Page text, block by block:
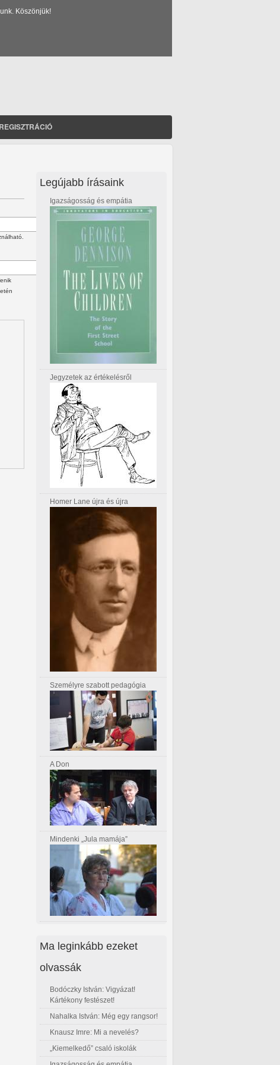
Köszönjük!
Legújabb írásaink
Igazságosság és empátia
Jegyzetek az értékelésről
Homer Lane újra és újra
Személyre szabott pedagógia
A Don
Mindenki „Jula mamája”
Ma leginkább ezeket
olvassák
Bodóczky István: Vigyázat!
Kártékony festészet!
Nahalka István: Még egy rangsor!
Knausz Imre: Mi a nevelés?
„Kiemelkedő” csaló iskolák